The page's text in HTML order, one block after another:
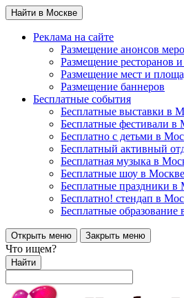
Найти в Москве
Реклама на сайте
Размещение анонсов
Размещение ресторанов
Размещение мест и
Размещение баннеров
Бесплатные события
Бесплатные выставки в
Бесплатные фестивали в
Бесплатно с детьми в
Бесплатный активный
Бесплатная музыка в
Бесплатные шоу в Москве
Бесплатные праздники в
Бесплатно! стендап в
Бесплатные образование
Открыть меню Закрыть меню
Что ищем?
Найти